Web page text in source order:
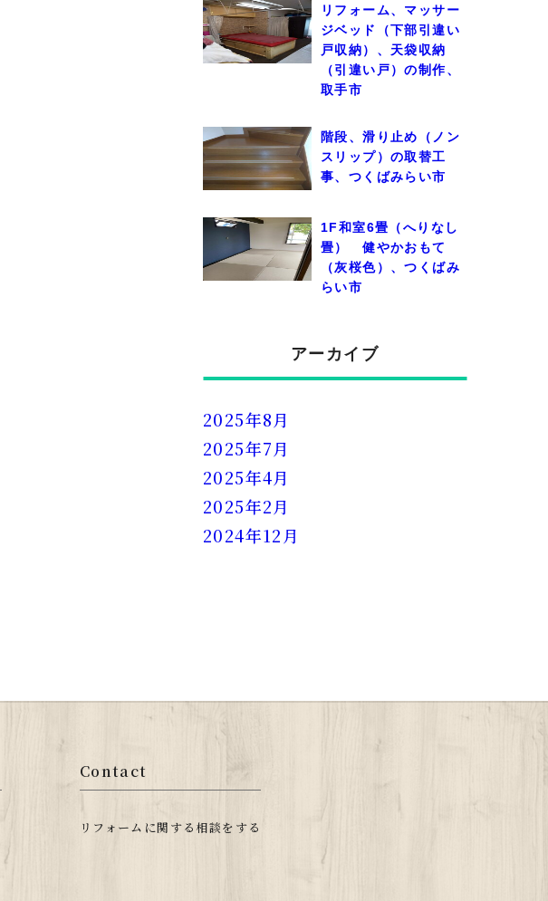
リフォーム、マッサー
ジベッド（下部引違い
戸収納）、天袋収納
（引違い戸）の制作、
取手市
階段、滑り止め（ノン
スリップ）の取替工
事、つくばみらい市
1F和室6畳（へりなし
畳） 健やかおもて
（灰桜色）、つくばみ
らい市
アーカイブ
2025年8月
2025年7月
2025年4月
2025年2月
2024年12月
Contact
リフォームに関する相談をする